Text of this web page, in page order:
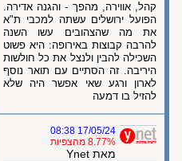
קהל, אווירה, מהפך - והגנה אדירה.
הפועל ירושלים עשתה למכבי ת"א
את מה שהצהובים עשו השנה
להרבה קבוצות באירופה: היא פשוט
השכילה להבין ולנצל את כל חולשות
היריבה. זה הסתיים עם תואר נוסף
לארון ורגע שאי אפשר היה שלא
להזיל בו דמעה
17/05/24 08:38
8.77% מהצפיות
מאת Ynet